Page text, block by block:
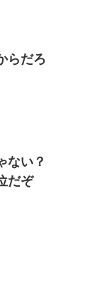
らだろ
ない？
だぞ